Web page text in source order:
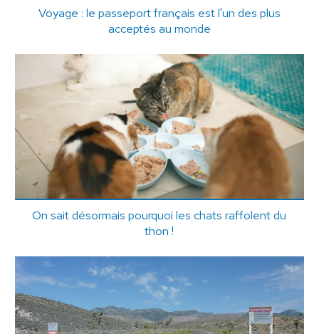
Voyage : le passeport français est l'un des plus
acceptés au monde
On sait désormais pourquoi les chats raffolent du
thon !